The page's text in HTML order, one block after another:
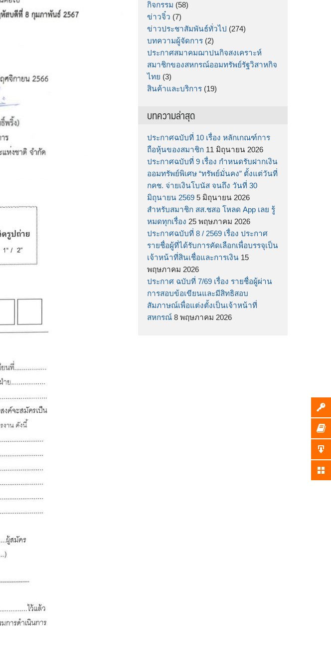
กิจกรรม (58)
ข่าวจิ๋ว (7)
ข่าวประชาสัมพันธ์ทั่วไป (274)
บทความผู้จัดการ (2)
ประกาศสมาคมฌาปนกิจสงเคราะห์
สมาชิกของสหกรณ์ออมทรัพย์รัฐวิสาหกิจ
ไทย (3)
สินค้าและบริการ (19)
บทความล่าสุด
ประกาศฉบับที่ 10 เรื่อง หลักเกณฑ์การ
ถือหุ้นของสมาชิก 11 มิถุนายน 2026
ประกาศฉบับที่ 9 เรื่อง กำหนดรับฝากเงิน
ออมทรัพย์พิเศษ “ทรัพย์มั่นคง” ตั้งแต่วันที่
กคช. จ่ายเงินโบนัส จนถึง วันที่ 30
มิถุนายน 2569 5 มิถุนายน 2026
สำหรับสมาชิก สส.ชสอ โหลด App เลย รู้
หมดทุกเรื่อง 25 พฤษภาคม 2026
ประกาศฉบับที่ 8 / 2569 เรื่อง ประกาศ
รายชื่อผู้ที่ได้รับการคัดเลือกเพื่อบรรจุเป็น
เจ้าหน้าที่สินเชื่อและการเงิน 15
พฤษภาคม 2026
ประกาศ ฉบับที่ 7/69 เรื่อง รายชื่อผู้ผ่าน
การสอบข้อเขียนและมีสิทธิสอบ
สัมภาษณ์เพื่อแต่งตั้งเป็นเจ้าหน้าที่
สหกรณ์ 8 พฤษภาคม 2026